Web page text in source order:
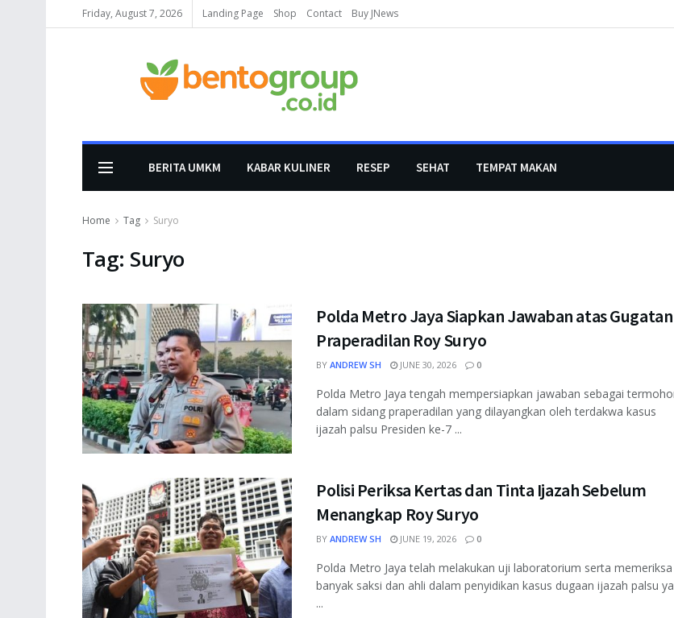
Friday, August 7, 2026 Landing Page Shop Contact Buy JNews
BERITA UMKM KABAR KULINER RESEP SEHAT TEMPAT MAKAN
Home Tag Suryo
Tag: Suryo
Polda Metro Jaya Siapkan Jawaban atas Gugatan
Praperadilan Roy Suryo
BY ANDREW SH JUNE 30, 2026 0
Polda Metro Jaya tengah mempersiapkan jawaban sebagai
dalam sidang praperadilan yang dilayangkan oleh terdakwa kasus
ijazah palsu Presiden ke-7 ...
Polisi Periksa Kertas dan Tinta Ijazah Sebelum
Menangkap Roy Suryo
BY ANDREW SH JUNE 19, 2026 0
Polda Metro Jaya telah melakukan uji laboratorium serta memeriksa
banyak saksi dan ahli dalam penyidikan kasus dugaan ijazah palsu
...